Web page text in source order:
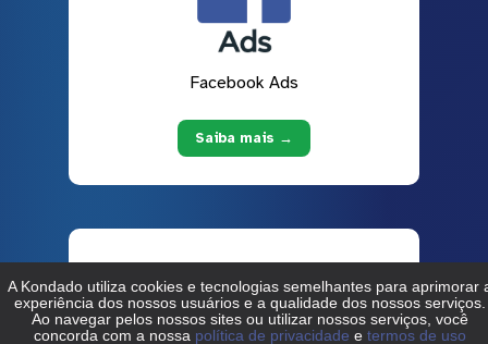
Facebook Ads
Saiba mais →